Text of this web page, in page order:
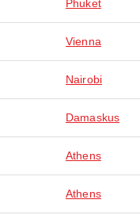
Phuket
Vienna
Nairobi
Damaskus
Athens
Athens